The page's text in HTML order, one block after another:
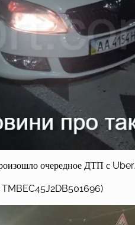
очередное ДТП с Uber.